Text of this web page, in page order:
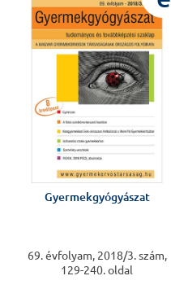
Gyermekgyógyászat
69. évfolyam, 2018/3. szám,
129-240. oldal